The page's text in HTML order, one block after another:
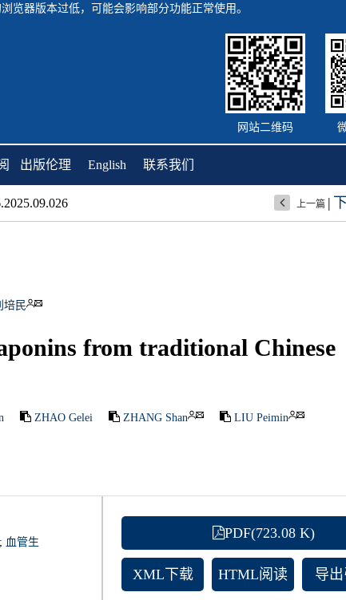
览器版本过低，可能会影响部分功能正常使用。
网站二维码
出版伦理 English 联系我们
上一篇 |
培民
from traditional Chinese
ZHAO Gelei ZHANG Shan LIU Peimin
; 血管生
PDF(723.08 K)
XML下载 HTML阅读 导出